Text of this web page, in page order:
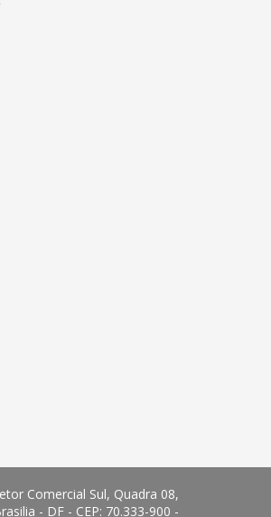
Comercial Sul, Quadra 08,
- DF - CEP: 70.333-900 -